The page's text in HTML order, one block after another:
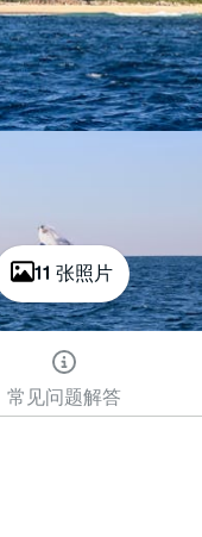
11 张照片
常见问题解答